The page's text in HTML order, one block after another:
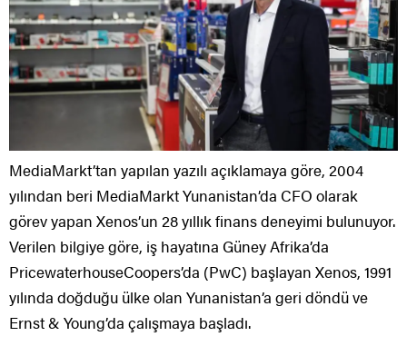
MediaMarkt’tan yapılan yazılı açıklamaya göre, 2004
yılından beri MediaMarkt Yunanistan’da CFO olarak
görev yapan Xenos’un 28 yıllık finans deneyimi bulunuyor.
Verilen bilgiye göre, iş hayatına Güney Afrika’da
PricewaterhouseCoopers’da (PwC) başlayan Xenos, 1991
yılında doğduğu ülke olan Yunanistan’a geri döndü ve
Ernst & Young’da çalışmaya başladı.